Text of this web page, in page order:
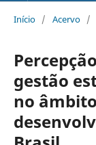
Início / Acervo /
gestão
no